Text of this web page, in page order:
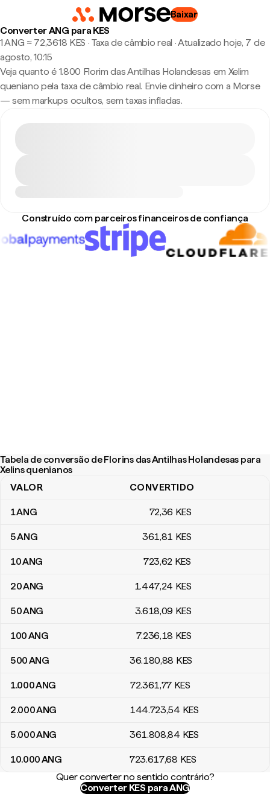
Baixar
Converter ANG para KES
1 ANG ≈ 72,3618 KES · Taxa de câmbio real ·Atualizado hoje, 7 de
agosto, 10:15
Veja quanto é 1.800 Florim das Antilhas Holandesas em Xelim
queniano pela taxa de câmbio real. Envie dinheiro com a Morse
— sem markups ocultos, sem taxas infladas.
Construído com parceiros financeiros de confiança
Tabela de conversão de Florins das Antilhas Holandesas para
Xelins quenianos
Tabela de conversão de Florins das Antilhas Holandesas para
VALOR CONVERTIDO
1ANG 72,36 KES
5ANG 361,81 KES
10ANG 723,62 KES
20ANG 1.447,24 KES
50ANG 3.618,09 KES
100ANG 7.236,18 KES
500ANG 36.180,88 KES
1.000ANG 72.361,77 KES
2.000ANG 144.723,54 KES
5.000ANG 361.808,84 KES
10.000ANG 723.617,68 KES
Quer converter no sentido contrário?
Converter KES para ANG